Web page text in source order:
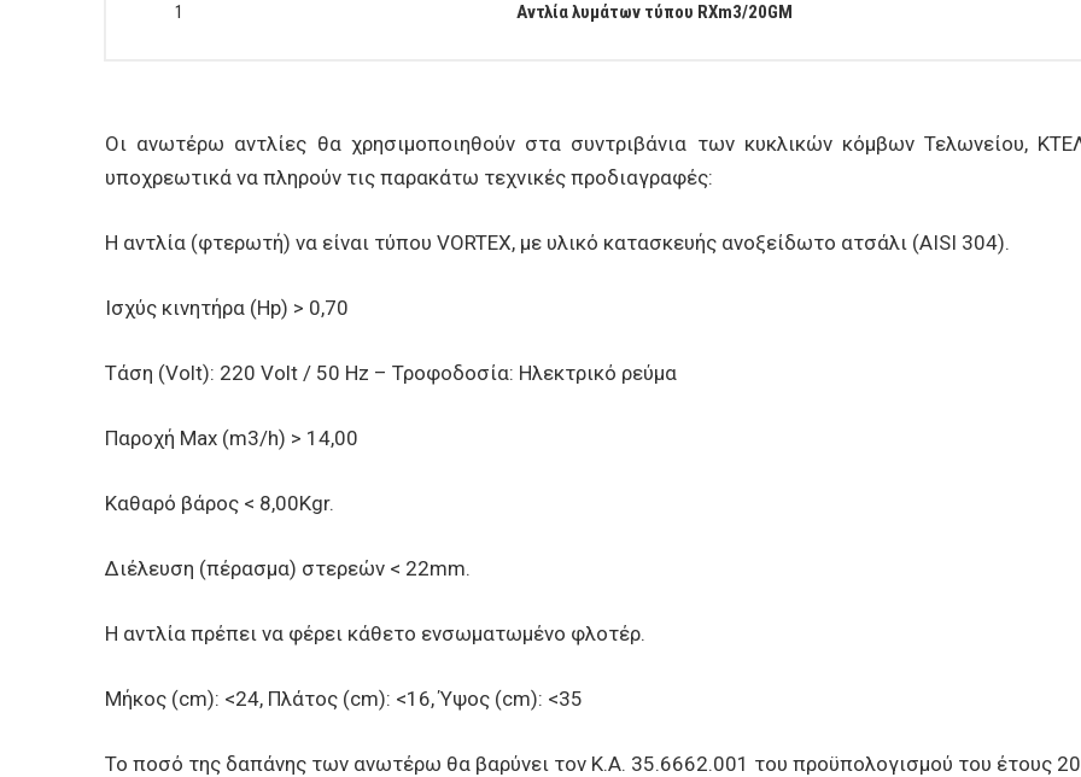
1 Αντλία λυμάτων τύπου RXm3/20GM
Οι ανωτέρω αντλίες θα χρησιμοποιηθούν στα συντριβάνια των κυκλικών κόμβων Τελωνείου,
υποχρεωτικά να πληρούν τις παρακάτω τεχνικές προδιαγραφές:
Η αντλία (φτερωτή) να είναι τύπου VORTEX, με υλικό κατασκευής ανοξείδωτο ατσάλι (AISI 304).
Ισχύς κινητήρα (Hp) > 0,70
Τάση (Volt): 220 Volt / 50 Hz – Τροφοδοσία: Ηλεκτρικό ρεύμα
Παροχή Max (m3/h) > 14,00
Καθαρό βάρος < 8,00Kgr.
Διέλευση (πέρασμα) στερεών < 22mm.
Η αντλία πρέπει να φέρει κάθετο ενσωματωμένο φλοτέρ.
Μήκος (cm): <24, Πλάτος (cm): <16, Ύψος (cm): <35
Το ποσό της δαπάνης των ανωτέρω θα βαρύνει τον Κ.Α. 35.6662.001 του προϋπολογισμού του έτους